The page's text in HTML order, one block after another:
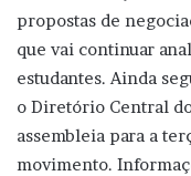
propostas de
que vai continuar
estudantes. Ainda
o Diretório Central
assembleia para a
movimento.